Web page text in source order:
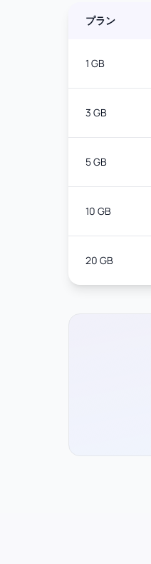
プラン
1 GB
3 GB
5 GB
10 GB
20 GB